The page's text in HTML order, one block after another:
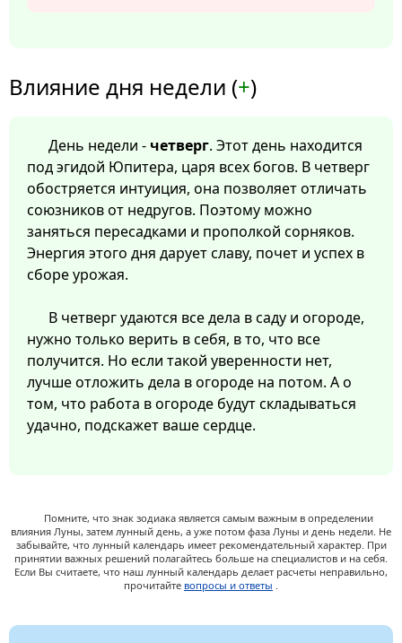
Влияние дня недели (+)
День недели - четверг. Этот день находится
под эгидой Юпитера, царя всех богов. В четверг
обостряется интуиция, она позволяет отличать
союзников от недругов. Поэтому можно
заняться пересадками и прополкой сорняков.
Энергия этого дня дарует славу, почет и успех в
сборе урожая.
В четверг удаются все дела в саду и огороде,
нужно только верить в себя, в то, что все
получится. Но если такой уверенности нет,
лучше отложить дела в огороде на потом. А о
том, что работа в огороде будут складываться
удачно, подскажет ваше сердце.
Помните, что знак зодиака является самым важным в определении
влияния Луны, затем лунный день, а уже потом фаза Луны и день недели. Не
забывайте, что лунный календарь имеет рекомендательный характер. При
принятии важных решений полагайтесь больше на специалистов и на себя.
Если Вы считаете, что наш лунный календарь делает расчеты неправильно,
прочитайте вопросы и ответы .